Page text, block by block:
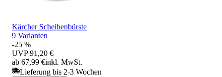
Kärcher Scheibenbürste
9 Varianten
-25 %
UVP 91,20 €
ab 67,99 €inkl. MwSt.
Lieferung bis 2-3 Wochen